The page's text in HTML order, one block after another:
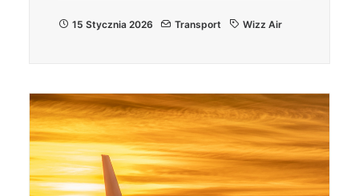
15 Stycznia 2026 Transport Wizz Air